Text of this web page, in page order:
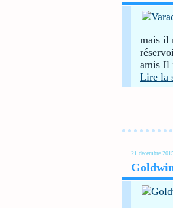
mais il
amis Il
Lire la
21 décembre